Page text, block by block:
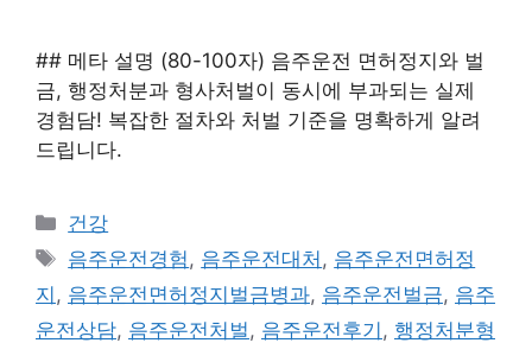
## 메타 설명 (80-100자) 음주운전 면허정지와 벌
금, 행정처분과 형사처벌이 동시에 부과되는 실제
경험담! 복잡한 절차와 처벌 기준을 명확하게 알려
드립니다.
카
테
고
리
건강
태
그
음주운전경험 , 음주운전대처 , 음주운전면허정
지 , 음주운전면허정지벌금병과, 음주운전벌금, 음주
운전상담, 음주운전처벌 , 음주운전후기 , 행정처분형